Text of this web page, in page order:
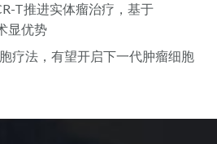
T推进实体瘤治疗，基于
显优势
疗法，有望开启下一代肿瘤细胞